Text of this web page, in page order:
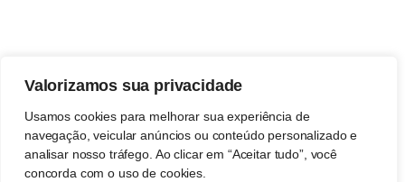
Valorizamos sua privacidade
Usamos cookies para melhorar sua experiência de
navegação, veicular anúncios ou conteúdo personalizado e
analisar nosso tráfego. Ao clicar em “Aceitar tudo”, você
concorda com o uso de cookies.